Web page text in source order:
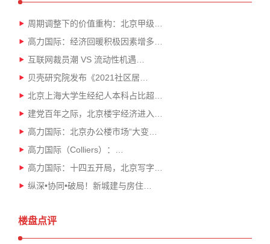
周期调整下的价值重构：北京甲级…
高力国际：经济回暖积极因素增多…
互联网裁员潮 VS 流动性机遇…
贝壳研究院发布《2021社区居…
北京上海大学生经纪人本科占比超…
建党百年之际，北京楼宇经济进入…
高力国际：北京办公楼市场“大变…
高力国际（Colliers）：…
高力国际：十四五开局，北京写字…
纵深•协同•破局！新城建与房住…
楼盘点评